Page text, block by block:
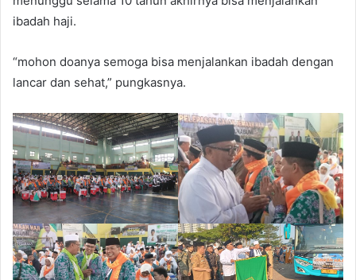
ibadah haji.
“mohon doanya semoga bisa menjalankan ibadah dengan
lancar dan sehat,” pungkasnya.